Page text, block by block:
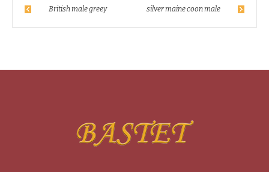
British male greey silver maine coon male